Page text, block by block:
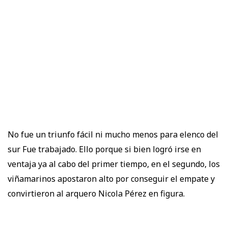
No fue un triunfo fácil ni mucho menos para elenco del
sur Fue trabajado. Ello porque si bien logró irse en
ventaja ya al cabo del primer tiempo, en el segundo, los
viñamarinos apostaron alto por conseguir el empate y
convirtieron al arquero Nicola Pérez en figura.